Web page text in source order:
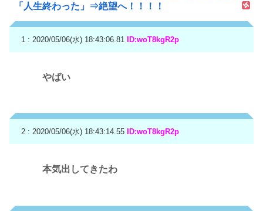
「人生終わった」⇒絶望へ！！！！
1 : 2020/05/06(水) 18:43:06.81 ID:woT8kgR2p
やばい
2 : 2020/05/06(水) 18:43:14.55 ID:woT8kgR2p
本気出してきたわ